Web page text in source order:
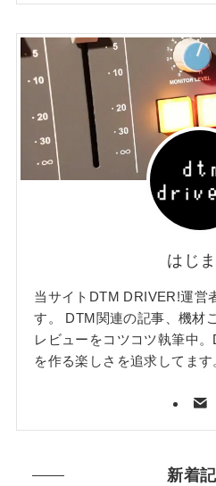
はじ
当サイトDTM DRIVER!運営
す。 DTM関連の記事、機材
レビューをコツコツ執筆中
を作る楽しさを追求してます
新着